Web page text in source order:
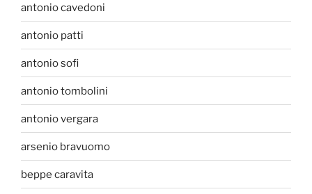
antonio cavedoni
antonio patti
antonio sofi
antonio tombolini
antonio vergara
arsenio bravuomo
beppe caravita